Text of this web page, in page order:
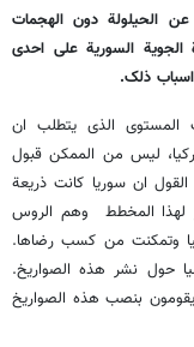
عن الحیلولة دون الهجمات
الجویة السوریة على احدى
ذلک.
المستوى الذی یتطلب ان
لیس من الممکن قبول
ان سوریا کانت ذریعة
لهذا المخطط وهم الروس
وتمکنت من کسب رضاها.
حول نشر هذه الصواریخ.
بنصب هذه الصواریخ